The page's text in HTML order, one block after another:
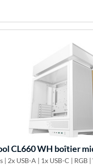
CL660 WH boîtier
| 2x USB-A | 1x USB-C | RGB